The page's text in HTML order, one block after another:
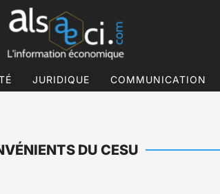
JURIDIQUE COMMUNICATION
DU CESU